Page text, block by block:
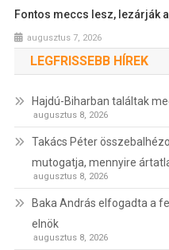
Fontos meccs lesz, lezárják
augusztus 7, 2026
LEGFRISSEBB HÍREK
Hajdú-Biharban találtak
augusztus 8, 2026
Takács Péter
mutogatja, mennyire
augusztus 8, 2026
Baka András elfogadta a
elnök
augusztus 8, 2026